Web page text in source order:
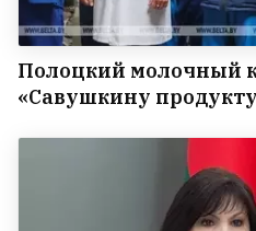
Полоцкий молочный
«Савушкину